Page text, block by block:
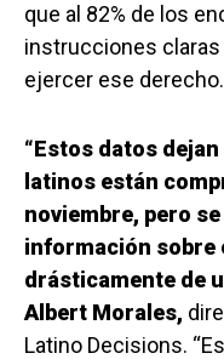
que al 82% de los
instrucciones
ejercer ese derecho.
“Estos datos
latinos están
noviembre, pero
información sobre
drásticamente de
Albert Morales,
Latino Decisions.